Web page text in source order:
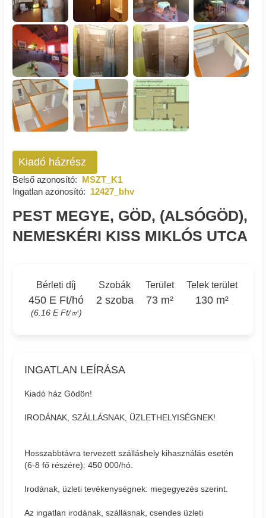
Kiadó házrész
Belső azonosító: MSZT_K1
Ingatlan azonosító: 12427_bhv
PEST MEGYE, GÖD, (ALSÓGÖD),
NEMESKÉRI KISS MIKLÓS UTCA
Bérleti díj
450 E Ft/hó
(6.16 E Ft/㎡)
Szobák
2 szoba
Terület
73 m²
Telek terület
130 m²
INGATLAN LEÍRÁSA
Kiadó ház Gödön!
IRODÁNAK, SZÁLLÁSNAK, ÜZLETHELYISÉGNEK!
Hosszabbtávra tervezett szálláshely kihasználás esetén
(6-8 fő részére): 450 000/hó.
Irodának, üzleti tevékenységnek: megegyezés szerint.
Az ingatlan irodának, szállásnak, csendes üzleti